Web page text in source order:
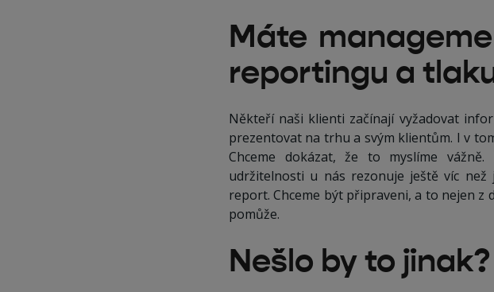
Máte
reportingu a
Někteří naši klienti začínají vyžadovat
prezentovat na trhu a svým klientům. I v
Chceme dokázat, že to myslíme
udržitelnosti u nás rezonuje ještě víc
report. Chceme být připraveni, a to nejen z
pomůže.
Nešlo by to jinak?